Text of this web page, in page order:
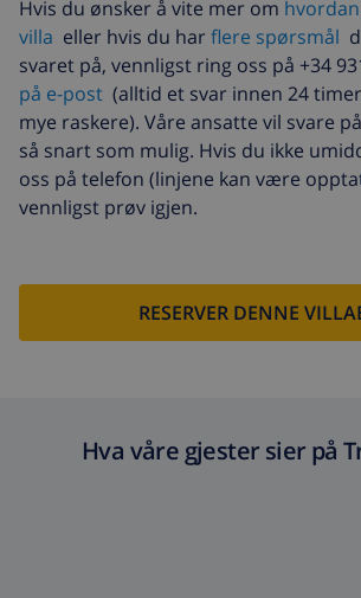
Avbestillingsdepositum:
4.80% av
Hvis du ønsker å vite mer om
villa eller hvis du har flere spørsmål
svaret på, vennligst ring oss på +34
på e-post (alltid et svar innen 24
mye raskere). Våre ansatte vil svare
så snart som mulig. Hvis du ikke
oss på telefon (linjene kan være
vennligst prøv igjen.
RESERVER DENNE
Hva våre gjester sier på